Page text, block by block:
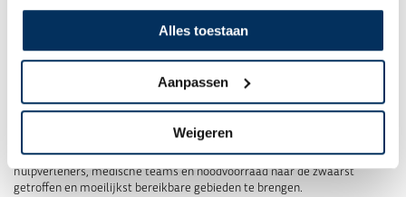
Alles toestaan
Aanpassen
Weigeren
MAF’s Disaster Response Team: klaar op
ieder moment
Wanneer een ramp toeslaat, is snelheid essentieel. Het
van MAF bestaat uit speciaal getrainde medewerkers
die klaarstaan om wereldwijd snel te worden ingezet en samen te
gecoördineerde en effectieve crisisrespons te bieden. Het team
combineert expertise in logistiek, luchttransport en crisiscoördinatie om
hulpverleners, medische teams en noodvoorraad naar de zwaarst
getroffen en moeilijkst bereikbare gebieden te brengen.